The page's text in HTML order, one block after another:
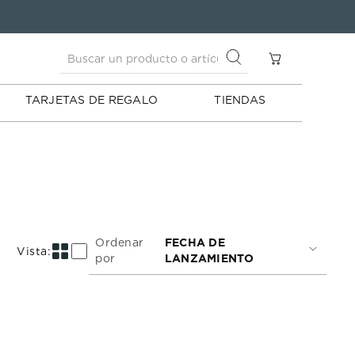
Buscar un producto o artículo
TARJETAS DE REGALO TIENDAS
Ordenar
por
FECHA DE
LANZAMIENTO